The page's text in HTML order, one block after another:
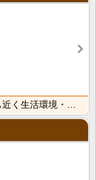
南向きで日当たり良好、スーパー・銀行・バス停も近く生活環境・交通便も良好です。